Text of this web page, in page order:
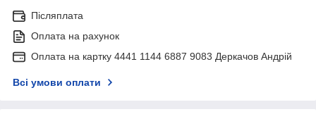
Післяплата
Оплата на рахунок
Оплата на картку 4441 1144 6887 9083 Деркачов Андрій
Всі умови оплати